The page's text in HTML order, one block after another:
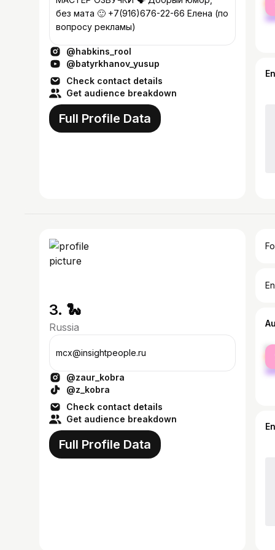
без мата 🙂 +7(916)676-22-66 Елена (по
вопросу рекламы)
@habkins_rool
@batyrkhanov_yusup
Check contact details
Get audience breakdown
Full Profile Data
3. 🐍
Russia
mcx@insightpeople.ru
@zaur_kobra
@z_kobra
Check contact details
Get audience breakdown
Full Profile Data